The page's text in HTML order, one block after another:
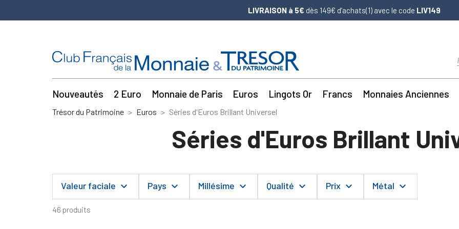
LIVRAISON à 5€ dès 149€ d’achats(1) avec le code LIV149
Nouveautés 2 Euro Monnaie de Paris Euros Lingots Or Francs Monnaies Anciennes
Trésor du Patrimoine Euros Séries d'Euros Brillant Universel
Séries d'Euros Brillant
Valeur faciale keyboard_arrow_down Pays keyboard_arrow_down Millésime keyboard_arrow_down Qualité keyboard_arrow_down Prix keyboard_arrow_down Métal keyboard_arrow_down
46 produits